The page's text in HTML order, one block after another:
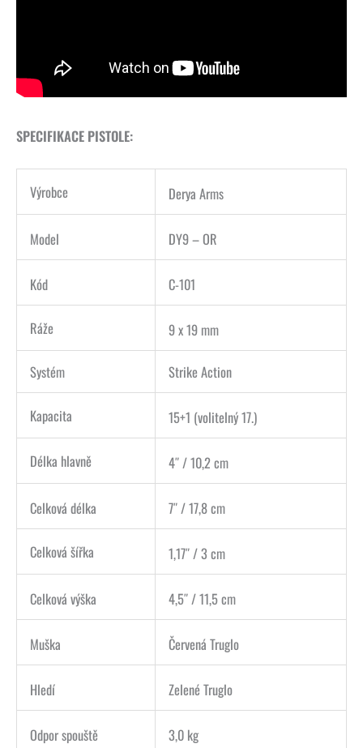
SPECIFIKACE PISTOLE:
Výrobce Derya Arms
Model DY9 – OR
Kód C-101
Ráže 9 x 19 mm
Systém Strike Action
Kapacita 15+1 (volitelný 17.)
Délka hlavně 4″ / 10,2 cm
Celková délka 7″ / 17,8 cm
Celková šířka 1,17″ / 3 cm
Celková výška 4,5″ / 11,5 cm
Muška Červená Truglo
Hledí Zelené Truglo
Odpor spouště 3,0 kg